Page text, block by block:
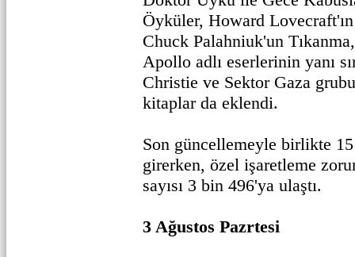
Öyküler, Howard
Chuck Palahniuk'un
Apollo adlı eserlerinin yanı
Christie ve Sektor Gaza
kitaplar da eklendi.
Son güncellemeyle birlikte
girerken, özel işaretleme
sayısı 3 bin 496'ya ulaştı.
3 Ağustos Pazrtesi